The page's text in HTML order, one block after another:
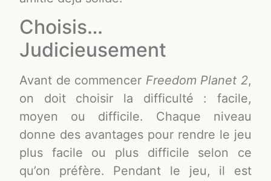
Choisis…
Judicieusement
Avant de commencer Freedom Planet 2,
on doit choisir la difficulté : facile,
moyen ou difficile. Chaque niveau
donne des avantages pour rendre le jeu
plus facile ou plus difficile selon ce
qu’on préfère. Pendant le jeu, il est